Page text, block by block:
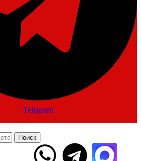
Telegram
Поиск